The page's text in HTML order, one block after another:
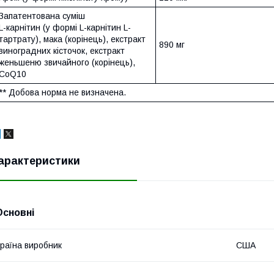
суміш
карнітин (у формі L-карнітин L-
мака (корінець), екстракт
кісточок, екстракт
звичайного (корінець),
890 мг
Добова норма не визначена.
виробник США